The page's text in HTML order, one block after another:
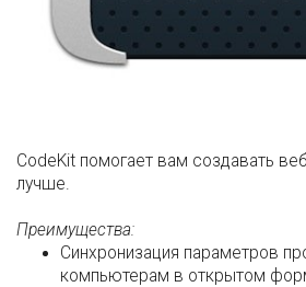
CodeKit помогает вам создавать
лучше.
Преимущества:
Синхронизация параметров
компьютерам в открытом